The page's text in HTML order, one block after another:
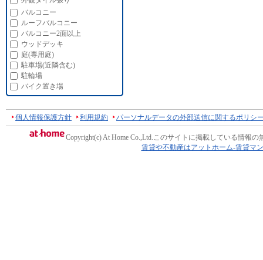
バルコニー
ルーフバルコニー
バルコニー2面以上
ウッドデッキ
庭(専用庭)
駐車場(近隣含む)
駐輪場
バイク置き場
個人情報保護方針 利用規約 パーソナルデータの外部送信に関するポリシ
Copyright(c) At Home Co.,Ltd.このサイトに掲載している情報の
賃貸や不動産はアットホーム-賃貸マ